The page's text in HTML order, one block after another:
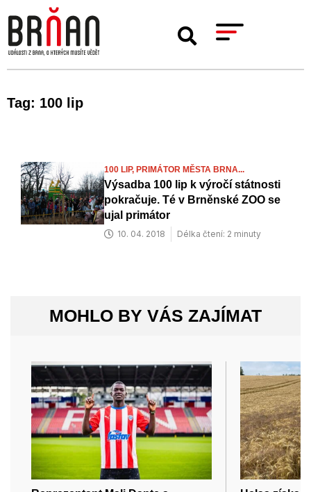
Tag: 100 lip
100 LIP, PRIMÁTOR MĚSTA BRNA...
Výsadba 100 lip k výročí státnosti
pokračuje. Té v Brněnské ZOO se
ujal primátor
10. 04. 2018 Délka čtení: 2 minuty
MOHLO BY VÁS ZAJÍMAT